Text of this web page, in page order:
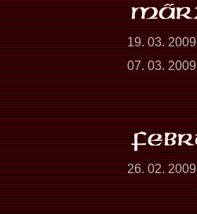
19. 03. 2009
07. 03. 2009
26. 02. 2009